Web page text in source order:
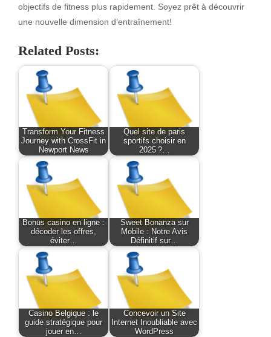
objectifs de fitness plus rapidement. Soyez prêt à découvrir
une nouvelle dimension d’entraînement!
Related Posts:
Transform Your Fitness
Journey with CrossFit in
Newport News
Quel site de paris
sportifs choisir en
2025 ?…
Bonus casino en ligne :
décoder les offres,
éviter…
Sweet Bonanza sur
Mobile : Notre Avis
Définitif sur…
Casino Belgique : le
guide stratégique pour
jouer en…
Concevoir un Site
Internet Inoubliable avec
WordPress